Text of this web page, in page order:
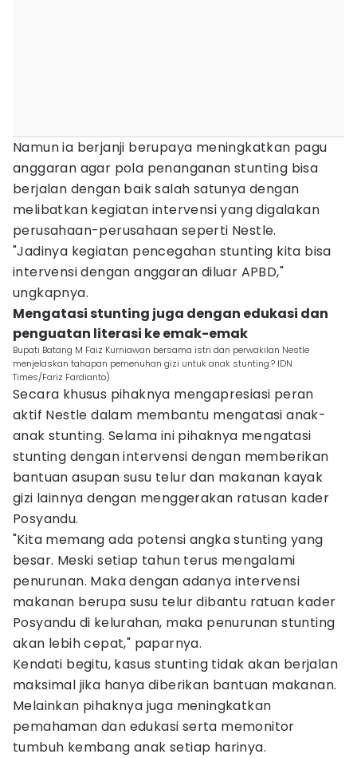
Namun ia berjanji berupaya meningkatkan pagu
anggaran agar pola penanganan stunting bisa
berjalan dengan baik salah satunya dengan
melibatkan kegiatan intervensi yang digalakan
perusahaan-perusahaan seperti Nestle.
"Jadinya kegiatan pencegahan stunting kita bisa
intervensi dengan anggaran diluar APBD,"
ungkapnya.
Mengatasi stunting juga dengan edukasi dan
penguatan literasi ke emak-emak
Bupati Batang M Faiz Kurniawan bersama istri dan perwakilan Nestle
menjelaskan tahapan pemenuhan gizi untuk anak stunting.? IDN
Times/Fariz Fardianto)
Secara khusus pihaknya mengapresiasi peran
aktif Nestle dalam membantu mengatasi anak-
anak stunting. Selama ini pihaknya mengatasi
stunting dengan intervensi dengan memberikan
bantuan asupan susu telur dan makanan kayak
gizi lainnya dengan menggerakan ratusan kader
Posyandu.
"Kita memang ada potensi angka stunting yang
besar. Meski setiap tahun terus mengalami
penurunan. Maka dengan adanya intervensi
makanan berupa susu telur dibantu ratuan kader
Posyandu di kelurahan, maka penurunan stunting
akan lebih cepat," paparnya.
Kendati begitu, kasus stunting tidak akan berjalan
maksimal jika hanya diberikan bantuan makanan.
Melainkan pihaknya juga meningkatkan
pemahaman dan edukasi serta memonitor
tumbuh kembang anak setiap harinya.